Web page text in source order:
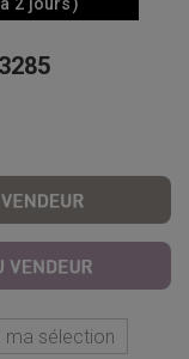
ma sélection